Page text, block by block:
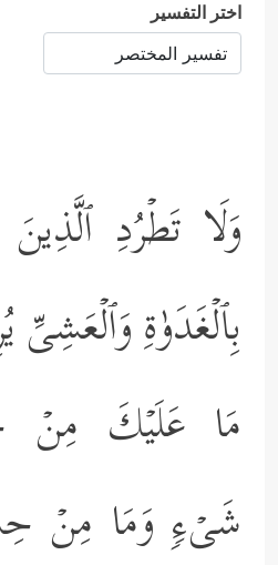
اختر التفسير
وَلَا تَطۡرُدِ
بِٱلۡغَدَوٰةِ وَٱلۡعَشِیِّ
مَا عَلَیۡكَ مِنۡ
شَیۡءࣲ وَمَا مِنۡ